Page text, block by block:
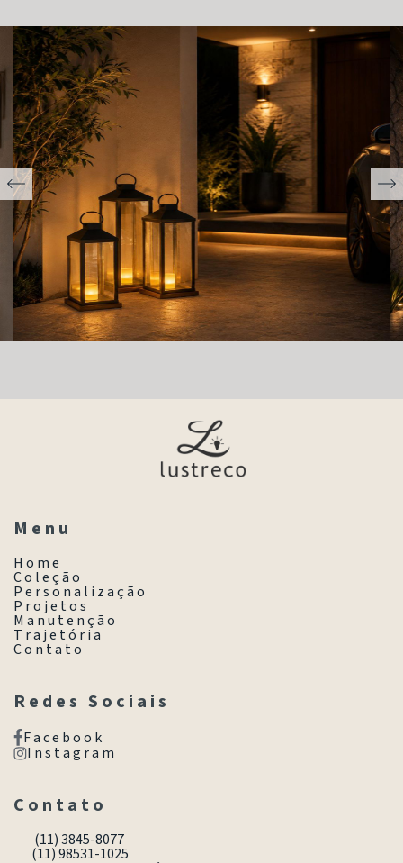
M e n u
H o m e
C o l e ç ã o
P e r s o n a l i z a ç ã o
P r o j e t o s
M a n u t e n ç ã o
T r a j e t ó r i a
C o n t a t o
R e d e s S o c i a i s
F a c e b o o k
I n s t a g r a m
C o n t a t o
(11) 3845-8077
(11) 98531-1025